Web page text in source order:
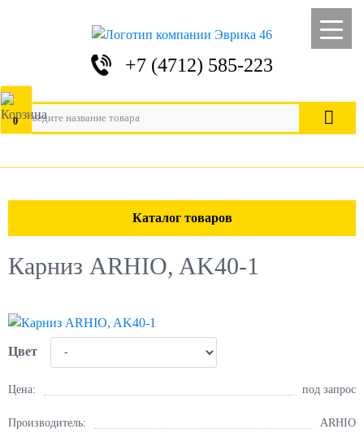
+7 (4712) 585-223
0
Каталог товаров
Карниз ARHIO, AK40-1
Цвет
Цена: под запрос
Производитель: ARHIO